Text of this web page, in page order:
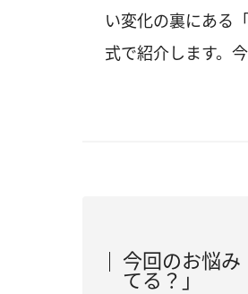
い変化の裏にある
式で紹介します。
今回のお悩
てる？」